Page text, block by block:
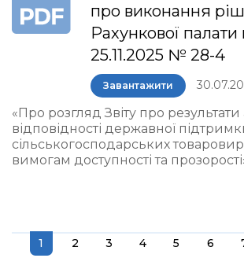
про виконання
Рахункової палати
25.11.2025 № 28-4
Завантажити
«Про розгляд Звіту про
відповідності державної
сільськогосподарських
вимогам доступності та
1 2 3 4 5 6